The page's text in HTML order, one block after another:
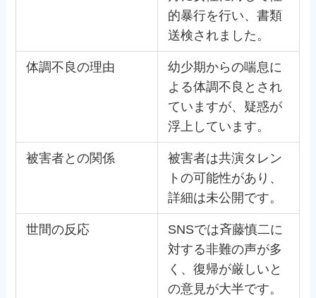
的暴行を行い、書類
送検されました。
体調不良の理由
幼少期からの喘息に
よる体調不良とされ
ていますが、疑惑が
浮上しています。
被害者との関係
被害者は共演タレン
トの可能性があり、
詳細は未公開です。
世間の反応
SNSでは斉藤慎二に
対する非難の声が多
く、復帰が厳しいと
の意見が大半です。